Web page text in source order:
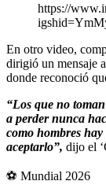
https://
En otro video,
dirigió un mensaje
donde reconoció
“Los que no
a perder nunca
como hombres
aceptarlo”, dijo el
⚽ Mundial 2026